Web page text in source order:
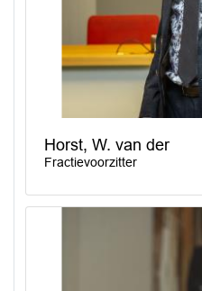
Horst, W. van der
Fractievoorzitter